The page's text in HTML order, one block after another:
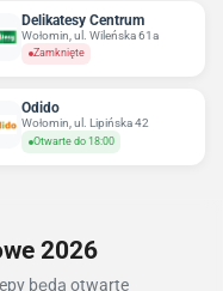
Delikatesy Centrum
Wołomin, ul. Wileńska 61a
Zamknięte
Odido
Wołomin, ul. Lipińska 42
Otwarte do 18:00
2026
będą otwarte